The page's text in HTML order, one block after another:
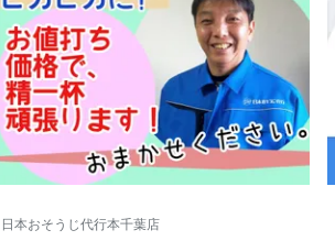
日本おそうじ代行本千葉店